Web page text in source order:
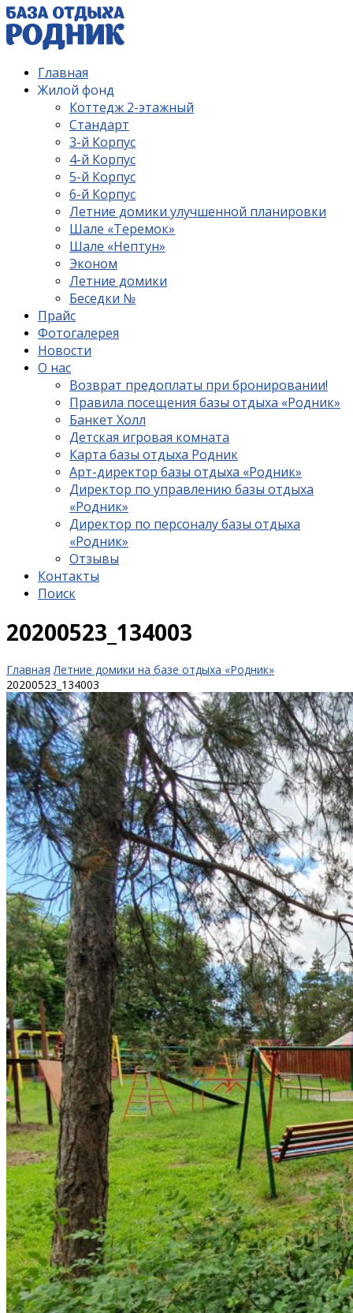
Главная
Жилой фонд
Коттедж 2-этажный
Стандарт
3-й Корпус
4-й Корпус
5-й Корпус
6-й Корпус
Летние домики улучшенной планировки
Шале «Теремок»
Шале «Нептун»
Эконом
Летние домики
Беседки №
Прайс
Фотогалерея
Новости
О нас
Возврат предоплаты при бронировании!
Правила посещения базы отдыха «Родник»
Банкет Холл
Детская игровая комната
Карта базы отдыха Родник
Арт-директор базы отдыха «Родник»
Директор по управлению базы отдыха
«Родник»
Директор по персоналу базы отдыха
«Родник»
Отзывы
Контакты
Поиск
20200523_134003
Главная Летние домики на базе отдыха «Родник»
20200523_134003